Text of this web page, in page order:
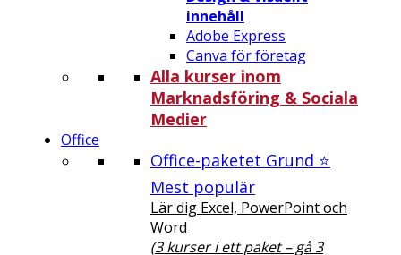
innehåll
Adobe Express
Canva för företag
Alla kurser inom
Marknadsföring & Sociala
Medier
Office
Office-paketet Grund ⭐
Mest populär
Lär dig Excel, PowerPoint och
Word
(3 kurser i ett paket – gå 3